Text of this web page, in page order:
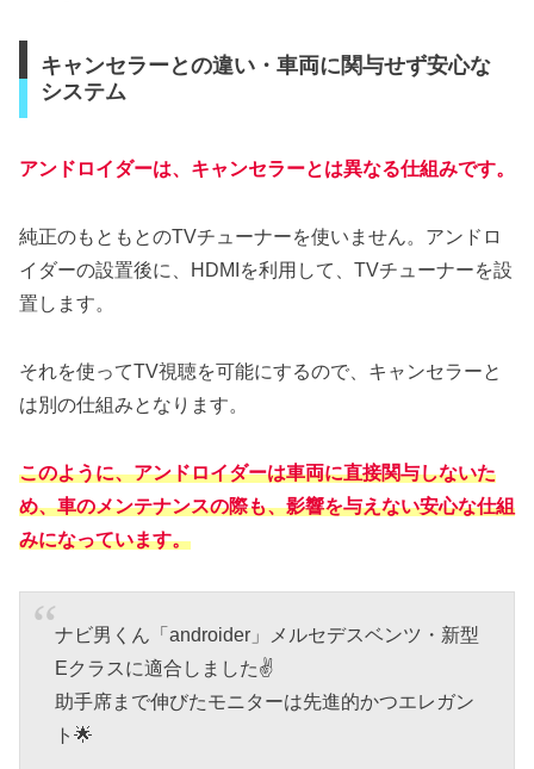
キャンセラーとの違い・車両に関与せず安心な
システム
アンドロイダーは、キャンセラーとは異なる仕組みです。
純正のもともとのTVチューナーを使いません。アンドロ
イダーの設置後に、HDMIを利用して、TVチューナーを設
置します。
それを使ってTV視聴を可能にするので、キャンセラーと
は別の仕組みとなります。
このように、アンドロイダーは車両に直接関与しないた
め、車のメンテナンスの際も、影響を与えない安心な仕組
みになっています。
ナビ男くん「androider」メルセデスベンツ・新型
Eクラスに適合しました✌️
助手席まで伸びたモニターは先進的かつエレガン
ト🌟